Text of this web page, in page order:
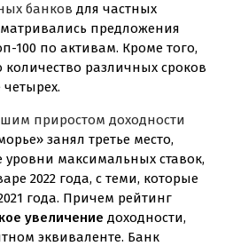
банков для частных
предложения
100 по активам. Кроме того,
различных сроков
приростом доходности
занял третье место,
уровни максимальных ставок,
2022 года, с теми, которые
года. Причем рейтинг
увеличение доходности,
эквиваленте. Банк